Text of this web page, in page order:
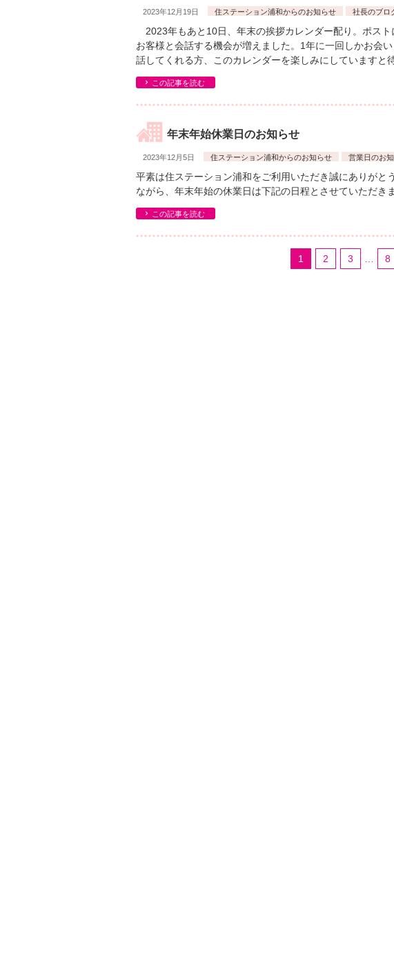
2023年12月19日 住ステーション浦和からのお知らせ 社長のブロ
2023年もあと10日、年末の挨拶カレンダー配り。ポスト
お客様と会話する機会が増えました。1年に一回しかお会
話してくれる方、このカレンダーを楽しみにしていますと
この記事を読む
年末年始休業日のお知らせ
2023年12月5日 住ステーション浦和からのお知らせ 営業日のお
平素は住ステーション浦和をご利用いただき誠にありがと
ながら、年末年始の休業日は下記の日程とさせていただきま
この記事を読む
1 2 3 8